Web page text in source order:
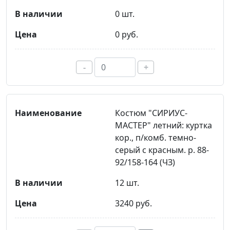
0 шт.
0 руб.
- +
Костюм "СИРИУС-
МАСТЕР" летний: куртка
кор., п/комб. темно-
серый с красным. р. 88-
92/158-164 (ЧЗ)
12 шт.
3240 руб.